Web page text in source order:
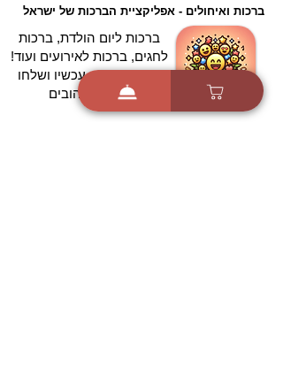
ברכות ואיחולים - אפליקציית הברכות של ישראל
ברכות ליום הולדת, ברכות
לחגים, ברכות לאירועים ועוד!
הורידו בחינם עכשיו ושלחו
ברכה לאהובים